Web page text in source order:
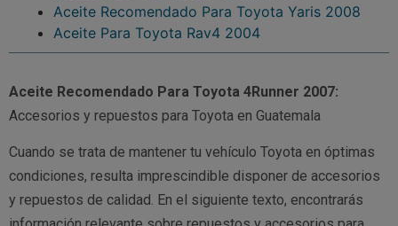
Aceite Recomendado Para Toyota Yaris 2008
Aceite Para Toyota Rav4 2004
Aceite Recomendado Para Toyota 4Runner 2007:
Accesorios y repuestos para Toyota en Guatemala
Cuando se trata de mantener tu vehículo Toyota en óptimas
condiciones, resulta imprescindible disponer de accesorios
y repuestos de calidad. En el siguiente texto, encontrarás